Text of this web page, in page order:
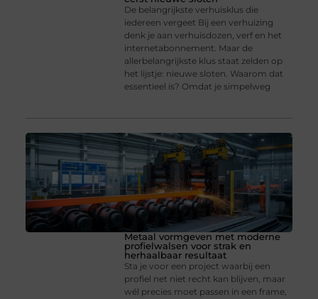
De belangrijkste verhuisklus die
iedereen vergeet Bij een verhuizing
denk je aan verhuisdozen, verf en het
internetabonnement. Maar de
allerbelangrijkste klus staat zelden op
het lijstje: nieuwe sloten. Waarom dat
essentieel is? Omdat je simpelweg
Metaal vormgeven met moderne
profielwalsen voor strak en
herhaalbaar resultaat
Sta je voor een project waarbij een
profiel net niet recht kan blijven, maar
wél precies moet passen in een frame,